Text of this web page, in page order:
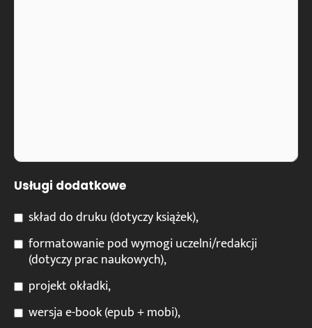
Usługi dodatkowe
skład do druku (dotyczy książek),
formatowanie pod wymogi uczelni/redakcji
(dotyczy prac naukowych),
projekt okładki,
wersja e-book (epub + mobi),